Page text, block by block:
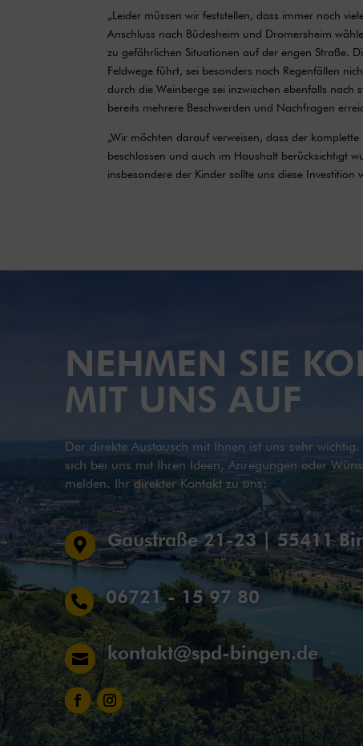
„Leider müssen wir feststellen, dass immer noch
Anschluss nach Büdesheim und Dromersheim
zu gefährlichen Situationen auf der engen Straße.
Feldwege führt, sei besonders nach Regenfällen
durch die Weinberge sei inzwischen ebenfalls nach
bereits mehrere Beschwerden und Nachfragen
„Wir möchten darauf verweisen, dass der
beschlossen und auch im Haushalt berücksichtigt
insbesondere der Kinder sollte uns diese Investition
NEHMEN SIE
MIT UNS AUF
Der direkte Austausch mit Ihnen ist uns sehr
sich bei uns mit Ihren Ideen, Anregungen oder
melden. Ihr direkter Kontakt zu uns:
 Gaustraße 21-23 | 55411
 06721 - 15 97 80
 kontakt@spd-bingen.de